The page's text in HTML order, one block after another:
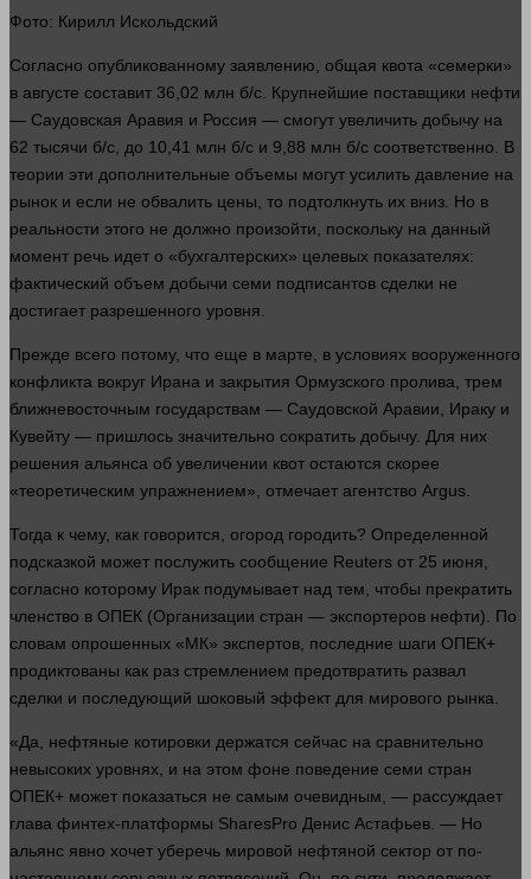
Фото: Кирилл Искольдский
Согласно опубликованному заявлению, общая квота «семерки»
в августе составит 36,02 млн б/с. Крупнейшие поставщики нефти
— Саудовская Аравия и Россия — смогут увеличить добычу на
62 тысячи б/с, до 10,41 млн б/с и 9,88 млн б/с соответственно. В
теории эти дополнительные объемы могут усилить давление на
рынок и если не обвалить цены, то подтолкнуть их вниз. Но в
реальности этого не должно произойти, поскольку на данный
момент речь идет о «бухгалтерских» целевых показателях:
фактический объем добычи семи подписантов сделки не
достигает разрешенного уровня.
Прежде всего потому, что еще в марте, в условиях вооруженного
конфликта вокруг Ирана и закрытия Ормузского пролива, трем
ближневосточным государствам — Саудовской Аравии, Ираку и
Кувейту — пришлось значительно сократить добычу. Для них
решения альянса об увеличении квот остаются скорее
«теоретическим упражнением», отмечает агентство Argus.
Тогда к чему, как говорится, огород городить? Определенной
подсказкой может послужить сообщение Reuters от 25 июня,
согласно которому Ирак подумывает над тем, чтобы прекратить
членство в ОПЕК (Организации стран — экспортеров нефти). По
словам опрошенных «МК» экспертов, последние шаги ОПЕК+
продиктованы как раз стремлением предотвратить развал
сделки и последующий шоковый эффект для мирового рынка.
«Да, нефтяные котировки держатся сейчас на сравнительно
невысоких уровнях, и на этом фоне поведение семи стран
ОПЕК+ может показаться не самым очевидным, — рассуждает
глава финтех-платформы SharesPro Денис Астафьев. — Но
альянс явно хочет уберечь мировой нефтяной сектор от по-